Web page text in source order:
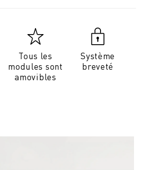
Tous les
modules sont
amovibles
Système
breveté